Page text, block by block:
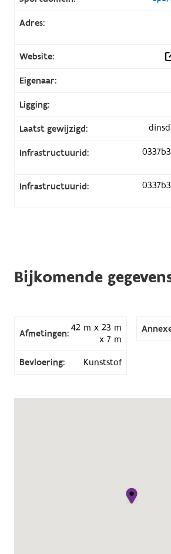
Adres:
Website:
Eigenaar:
Ligging:
Laatst gewijzigd:
Infrastructuurid:
Infrastructuurid:
Bijkomende
Afmetingen: 42 m x 23 m
x 7 m
Bevloering: Kunststof